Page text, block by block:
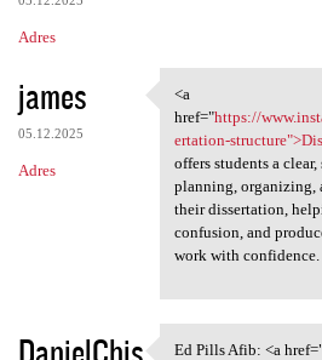
Adres
james
05.12.2025
Adres
<a href="https://
<a
href="https://
ertation-
offers students a
planning, organizing,
their dissertation,
confusion, and
work with confidence.
Ed Pills Afib: <a